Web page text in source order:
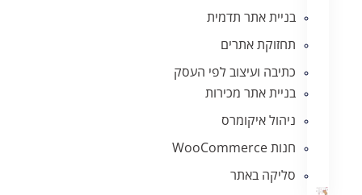
בניית אתר תדמית
תחזוקת אתרים
כתיבה ועיצוב לפי העסק
בניית אתר מכירות
ניהול איקומרס
חנות WooCommerce
סליקה באתר